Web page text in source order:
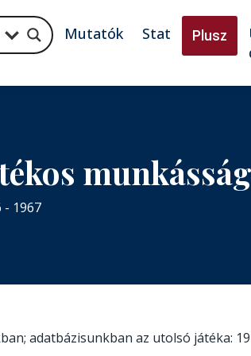
Mutatók Stat Plusz
- 1967
adatbázisunkban az utolsó játéka: